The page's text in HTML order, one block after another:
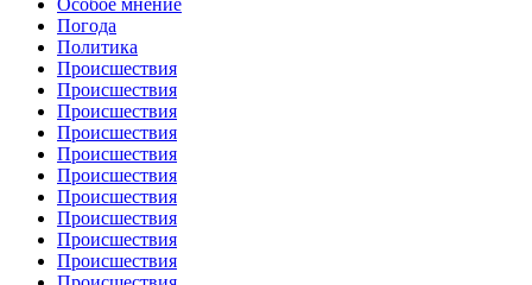
Погода
Политика
Происшествия
Происшествия
Происшествия
Происшествия
Происшествия
Происшествия
Происшествия
Происшествия
Происшествия
Происшествия